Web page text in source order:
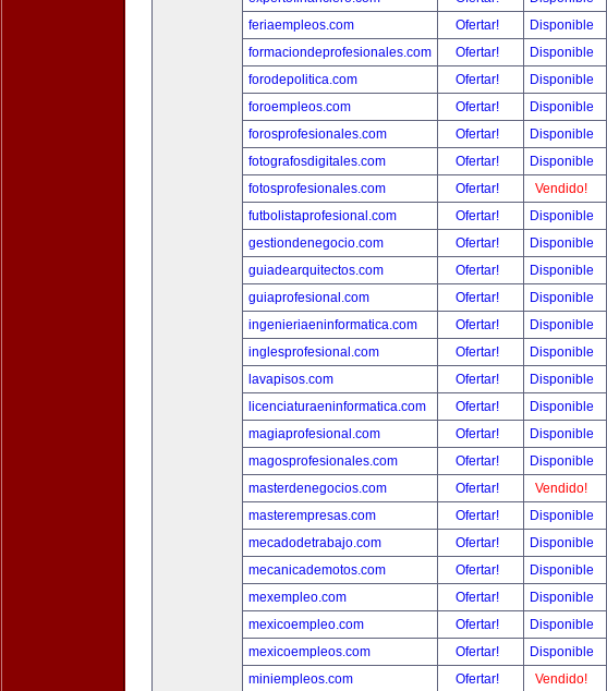
feriaempleos.com
Ofertar!
Disponible
formaciondeprofesionales.com
Ofertar!
Disponible
forodepolitica.com
Ofertar!
Disponible
foroempleos.com
Ofertar!
Disponible
forosprofesionales.com
Ofertar!
Disponible
fotografosdigitales.com
Ofertar!
Disponible
fotosprofesionales.com
Ofertar!
Vendido!
futbolistaprofesional.com
Ofertar!
Disponible
gestiondenegocio.com
Ofertar!
Disponible
guiadearquitectos.com
Ofertar!
Disponible
guiaprofesional.com
Ofertar!
Disponible
ingenieriaeninformatica.com
Ofertar!
Disponible
inglesprofesional.com
Ofertar!
Disponible
lavapisos.com
Ofertar!
Disponible
licenciaturaeninformatica.com
Ofertar!
Disponible
magiaprofesional.com
Ofertar!
Disponible
magosprofesionales.com
Ofertar!
Disponible
masterdenegocios.com
Ofertar!
Vendido!
masterempresas.com
Ofertar!
Disponible
mecadodetrabajo.com
Ofertar!
Disponible
mecanicademotos.com
Ofertar!
Disponible
mexempleo.com
Ofertar!
Disponible
mexicoempleo.com
Ofertar!
Disponible
mexicoempleos.com
Ofertar!
Disponible
miniempleos.com
Ofertar! Vendido!